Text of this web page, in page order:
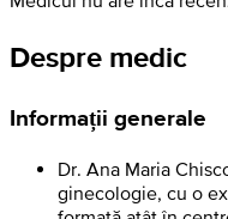
Despre medic
Informații generale
Dr. Ana Maria
ginecologie, cu o